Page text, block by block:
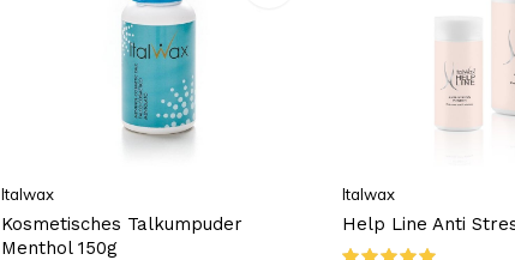
Italwax
Kosmetisches Talkumpuder
Menthol 150g
Italwax
Help Line Anti